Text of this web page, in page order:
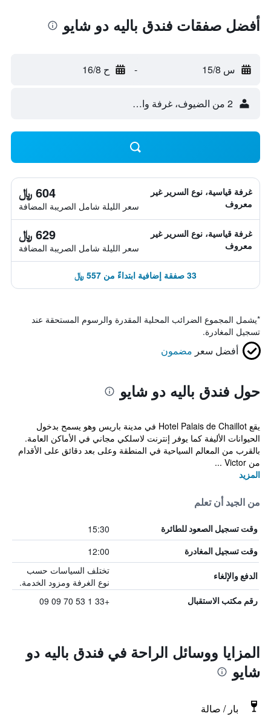
أفضل صفقات فندق باليه دو شايو
س 15/8 - ح 16/8
2 من الضيوف، غرفة واحدة
غرفة قياسية، نوع السرير غير
معروف
604 ﷼
سعر الليلة شامل الصريبة المضافة
غرفة قياسية، نوع السرير غير
معروف
629 ﷼
سعر الليلة شامل الصريبة المضافة
33 صفقة إضافية ابتداءً من 557 ﷼
*يشمل المجموع الضرائب المحلية المقدرة والرسوم المستحقة عند
تسجيل المغادرة.
أفضل سعر مضمون
حول فندق باليه دو شايو
يقع Hotel Palais de Chaillot في مدينة باريس وهو يسمح بدخول
الحيوانات الأليفة كما يوفر إنترنت لاسلكي مجاني في الأماكن العامة.
بالقرب من المعالم السياحية في المنطقة وعلى بعد دقائق على الأقدام
من Victor ...
المزيد
من الجيد أن تعلم
وقت تسجيل الصعود للطائرة 15:30
وقت تسجيل المغادرة 12:00
الدفع والإلغاء
تختلف السياسات حسب
نوع الغرفة ومزود الخدمة.
رقم مكتب الاستقبال +33 1 53 70 09 09
المزايا ووسائل الراحة في فندق باليه دو
شايو
بار / صالة